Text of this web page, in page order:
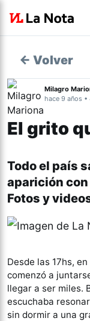
← Volver
Milagro
hace 9 años
El grito
Todo el país
aparición
Fotos y
Desde las 17hs,
comenzó a
llegar a ser miles.
escuchaba
sin dormir a una